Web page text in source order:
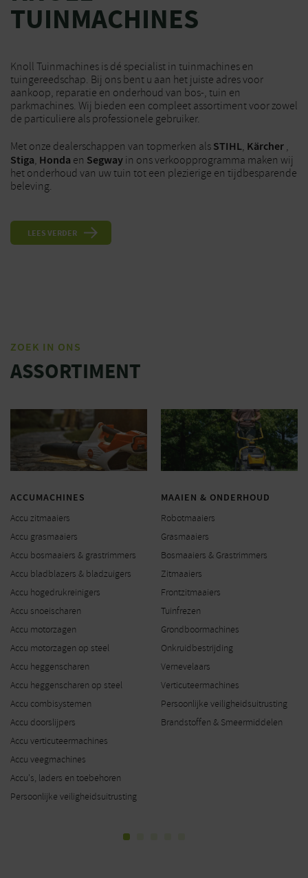
TUINMACHINES
Knoll Tuinmachines is dé specialist in tuinmachines en
tuingereedschap. Bij ons bent u aan het juiste adres voor
aankoop, reparatie en onderhoud van bos-, tuin en
parkmachines. Wij bieden een compleet assortiment voor zowel
de particuliere als professionele gebruiker.
Met onze dealerschappen van topmerken als STIHL, Kärcher ,
Stiga, Honda en Segway in ons verkoopprogramma maken wij
het onderhoud van uw tuin tot een plezierige en tijdbesparende
beleving.
LEES VERDER
ZOEK IN ONS
ASSORTIMENT
ACCUMACHINES
Accu zitmaaiers
Accu grasmaaiers
Accu bosmaaiers & grastrimmers
Accu bladblazers & bladzuigers
Accu hogedrukreinigers
Accu snoeischaren
Accu motorzagen
Accu motorzagen op steel
Accu heggenscharen
Accu heggenscharen op steel
Accu combisystemen
Accu doorslijpers
Accu verticuteermachines
Accu veegmachines
Accu's, laders en toebehoren
Persoonlijke veiligheidsuitrusting
MAAIEN & ONDERHOUD
Robotmaaiers
Grasmaaiers
Bosmaaiers & Grastrimmers
Zitmaaiers
Frontzitmaaiers
Tuinfrezen
Grondboormachines
Onkruidbestrijding
Vernevelaars
Verticuteermachines
Persoonlijke veiligheidsuitrusting
Brandstoffen & Smeermiddelen